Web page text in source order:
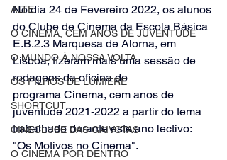
ALTE
O CINEMA, CEM ANOS DE JUVENTUDE
O MUNDO À NOSSA VOLTA
OS FILHOS DE LUMIÈRE
SHORTCUT
CINECLUBE DAS GAIVOTAS
O CINEMA POR DENTRO
No dia 24 de Fevereiro 2022, os alunos
do Clube de Cinema da Escola Básica
E.B.2.3 Marquesa de Alorna, em
Lisboa, fizeram mais uma sessão de
rodagens da oficina do
programa Cinema, cem anos de
juventude 2021-2022 a partir do tema
trabalhado durante este ano lectivo:
"Os Motivos no Cinema".